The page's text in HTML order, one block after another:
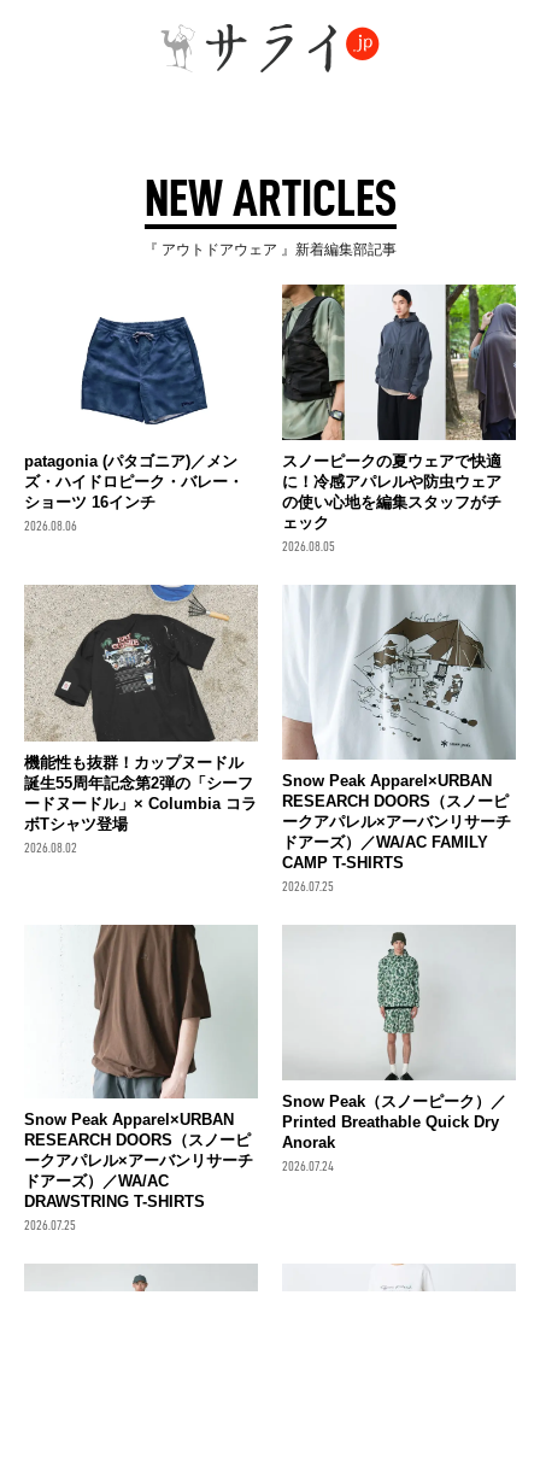
NEW ARTICLES
『 アウトドアウェア 』新着編集部記事
patagonia (パタゴニア)／メン
ズ・ハイドロピーク・バレー・
ショーツ 16インチ
2026.08.06
スノーピークの夏ウェアで快適
に！冷感アパレルや防虫ウェア
の使い心地を編集スタッフがチ
ェック
2026.08.05
機能性も抜群！カップヌードル
誕生55周年記念第2弾の「シーフ
ードヌードル」× Columbia コラ
ボTシャツ登場
2026.08.02
Snow Peak Apparel×URBAN
RESEARCH DOORS（スノーピ
ークアパレル×アーバンリサーチ
ドアーズ）／WA/AC FAMILY
CAMP T-SHIRTS
2026.07.25
Snow Peak Apparel×URBAN
RESEARCH DOORS（スノーピ
ークアパレル×アーバンリサーチ
ドアーズ）／WA/AC
DRAWSTRING T-SHIRTS
2026.07.25
Snow Peak（スノーピーク）／
Printed Breathable Quick Dry
Anorak
2026.07.24